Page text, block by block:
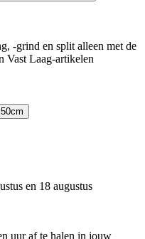
-grind en split alleen met de
Vast Laag-artikelen
en 18 augustus
uur af te halen in jouw